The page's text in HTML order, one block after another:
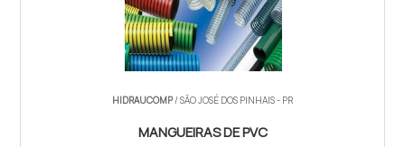
HIDRAUCOMP/ SÃO JOSÉ DOS PINHAIS - PR
MANGUEIRAS DE PVC